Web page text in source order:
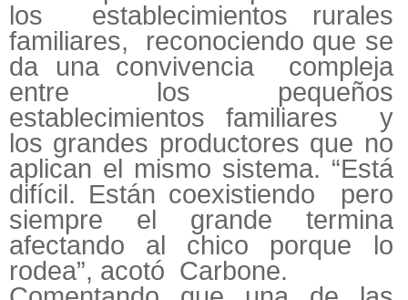
los establecimientos rurales
familiares, reconociendo que se
da una convivencia compleja
entre los pequeños
establecimientos familiares y
los grandes productores que no
aplican el mismo sistema. “Está
difícil. Están coexistiendo pero
siempre el grande termina
afectando al chico porque lo
rodea”, acotó Carbone.